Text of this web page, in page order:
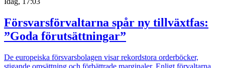
Försvarsförvaltarna spår ny tillväxtfas:
”Goda förutsättningar”
De europeiska försvarsbolagen visar rekordstora orderböcker,
stigande omsättning och förbättrade marginaler. Enligt förvaltarna